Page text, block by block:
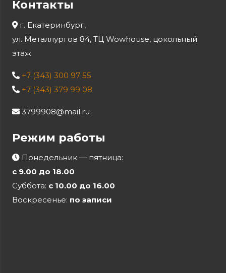
Контакты
г. Екатеринбург,
ул. Металлургов 84, ТЦ Wowhouse, цокольный
этаж
+7 (343) 300 97 55
+7 (343) 379 99 08
3799908@mail.ru
Режим работы
Понедельник — пятница:
с 9.00 до 18.00
Суббота: с 10.00 до 16.00
Воскресенье: по записи